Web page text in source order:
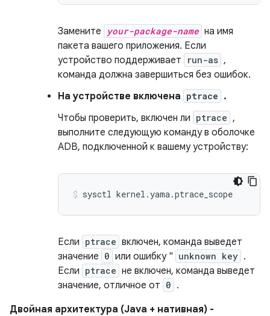
Замените your-package-name на имя
пакета вашего приложения. Если
устройство поддерживает
run-as ,
команда должна завершиться без ошибок.
На устройстве включена ptrace .
Чтобы проверить, включен ли ptrace ,
выполните следующую команду в оболочке
ADB, подключенной к вашему устройству:
Если ptrace включен, команда выведет
значение 0 или ошибку " unknown key .
Если ptrace не включен, команда выведет
значение, отличное от 0 .
Двойная архитектура (Java + нативная) -